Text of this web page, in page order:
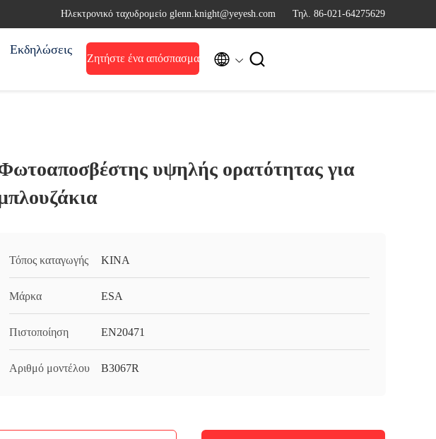
Ηλεκτρονικό ταχυδρομείο glenn.knight@yeyesh.com Τηλ. 86-021-64275629
Εκδηλώσεις
Ζητήστε ένα απόσπασμα  
υψηλής ορατότητας για
Τόπος καταγωγής ΚΙΝΑ
Μάρκα ESA
Πιστοποίηση EN20471
Αριθμό μοντέλου Β3067R